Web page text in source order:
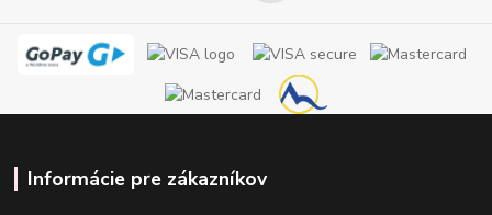
Informácie pre zákazníkov